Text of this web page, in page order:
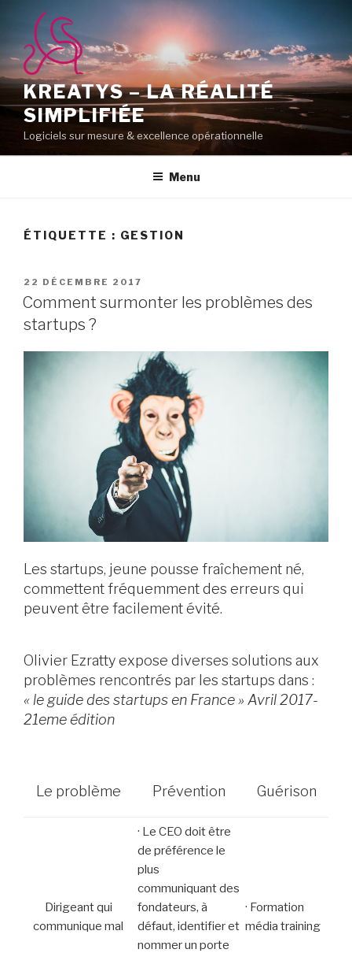
contenu
principal
KREATYS – LA RÉALITÉ
SIMPLIFIÉE
Logiciels sur mesure & excellence opérationnelle
Menu
ÉTIQUETTE : GESTION
PUBLIÉ
LE
22 DÉCEMBRE 2017
Comment surmonter les problèmes des
startups ?
Les startups, jeune pousse fraîchement né,
commettent fréquemment des erreurs qui
peuvent être facilement évité.
Olivier Ezratty expose diverses solutions aux
problèmes rencontrés par les startups dans :
« le guide des startups en France » Avril 2017-
21eme édition
Le problème Prévention Guérison
Dirigeant qui
communique mal
· Le CEO doit être
de préférence le
plus
communiquant des
fondateurs, à
défaut, identifier et
nommer un porte
· Formation
média training